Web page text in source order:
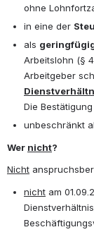
ohne
in eine der
als
Arbeitslohn (§
Arbeitgeber
Die
unbeschränkt
Wer nicht?
Nicht
nicht am